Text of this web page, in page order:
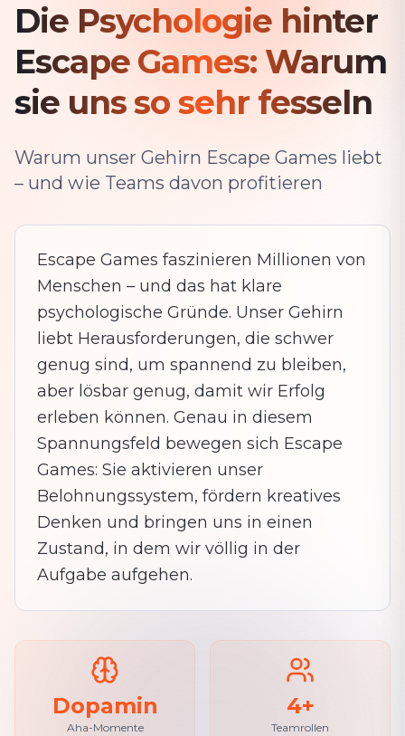
Die Psychologie hinter
Escape Games: Warum
sie uns so sehr fesseln
Warum unser Gehirn Escape Games liebt
– und wie Teams davon profitieren
Escape Games faszinieren Millionen von
Menschen – und das hat klare
psychologische Gründe. Unser Gehirn
liebt Herausforderungen, die schwer
genug sind, um spannend zu bleiben,
aber lösbar genug, damit wir Erfolg
erleben können. Genau in diesem
Spannungsfeld bewegen sich Escape
Games: Sie aktivieren unser
Belohnungssystem, fördern kreatives
Denken und bringen uns in einen
Zustand, in dem wir völlig in der
Aufgabe aufgehen.
Dopamin
Aha-Momente
4+
Teamrollen